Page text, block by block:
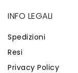
INFO LEGALI
Spedizioni
Resi
Privacy Policy